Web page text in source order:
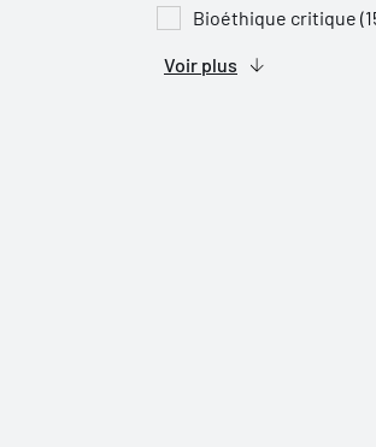
Bioéthique critique
Voir plus